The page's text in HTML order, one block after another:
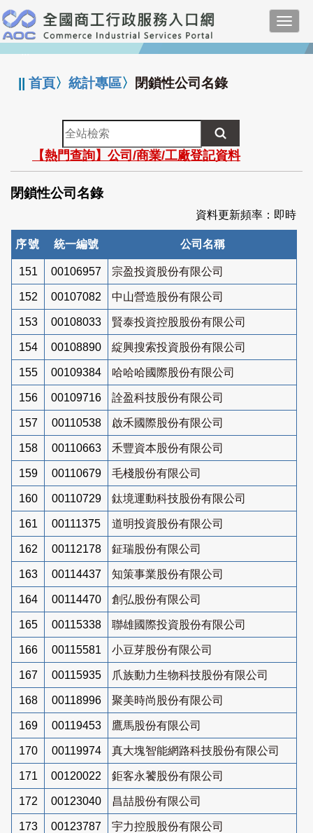
跳
到
主
要
:::
||首頁〉統計專區〉 閉鎖性公司名錄
全
站
檢
索
【熱門查詢】公司/商業/工廠登記資料
閉鎖性公司名錄
資料更新頻率：即時
序號 統一編號 公司名稱
151 00106957 宗盈投資股份有限公司
152 00107082 中山營造股份有限公司
153 00108033 賢泰投資控股股份有限公司
154 00108890 綻興搜索投資股份有限公司
155 00109384 哈哈哈國際股份有限公司
156 00109716 詮盈科技股份有限公司
157 00110538 啟禾國際股份有限公司
158 00110663 禾豐資本股份有限公司
159 00110679 毛棧股份有限公司
160 00110729 鈦境運動科技股份有限公司
161 00111375 道明投資股份有限公司
162 00112178 鉦瑞股份有限公司
163 00114437 知策事業股份有限公司
164 00114470 創弘股份有限公司
165 00115338 聯雄國際投資股份有限公司
166 00115581 小豆芽股份有限公司
167 00115935 爪族動力生物科技股份有限公司
168 00118996 聚美時尚股份有限公司
169 00119453 鷹馬股份有限公司
170 00119974 真大塊智能網路科技股份有限公司
171 00120022 鉅客永饕股份有限公司
172 00123040 昌喆股份有限公司
173 00123787 宇力控股股份有限公司